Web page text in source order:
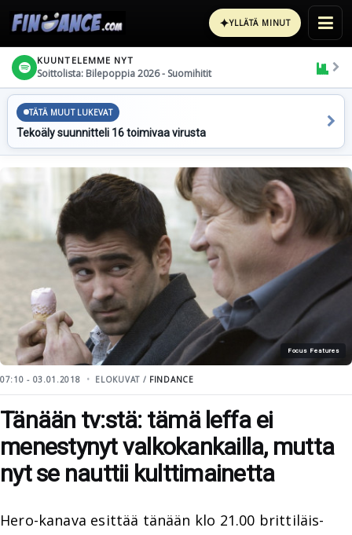
✦YLLÄTÄ MINUT
KUUNTELEMME NYT
Soittolista: Bilepoppia 2026 - Suomihitit
TÄTÄ MUUT LUKEVAT
Tekoäly suunnitteli 16 toimivaa virusta
Focus Features
07:10 - 03.01.2018 ELOKUVAT / FINDANCE
Tänään tv:stä: tämä leffa ei
menestynyt valkokankailla, mutta
nyt se nauttii kulttimainetta
Hero-kanava esittää tänään klo 21.00 brittiläis-